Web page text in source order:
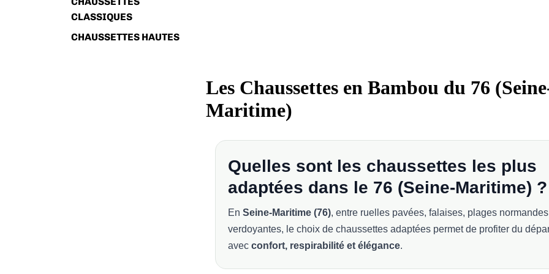
CLASSIQUES
CHAUSSETTES HAUTES
Les Chaussettes en Bambou du 76
Maritime)
Quelles sont les chaussettes les plus
adaptées dans le 76 (Seine-Maritime) ?
En Seine-Maritime (76), entre ruelles pavées, falaises, plages
verdoyantes, le choix de chaussettes adaptées permet de profiter du
avec confort, respirabilité et élégance.